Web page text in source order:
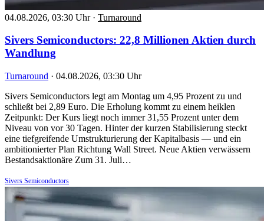
04.08.2026, 03:30 Uhr · Turnaround
Sivers Semiconductors: 22,8 Millionen Aktien durch
Wandlung
Turnaround · 04.08.2026, 03:30 Uhr
Sivers Semiconductors legt am Montag um 4,95 Prozent zu und
schließt bei 2,89 Euro. Die Erholung kommt zu einem heiklen
Zeitpunkt: Der Kurs liegt noch immer 31,55 Prozent unter dem
Niveau von vor 30 Tagen. Hinter der kurzen Stabilisierung steckt
eine tiefgreifende Umstrukturierung der Kapitalbasis — und ein
ambitionierter Plan Richtung Wall Street. Neue Aktien verwässern
Bestandsaktionäre Zum 31. Juli…
Sivers Semiconductors